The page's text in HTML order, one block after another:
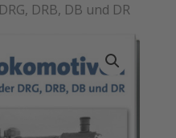
DRB, DB und DR